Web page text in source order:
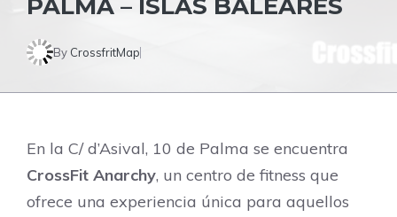
PALMA – ISLAS BALEARES
By CrossfritMap
En la C/ d’Asival, 10 de Palma se encuentra
CrossFit Anarchy, un centro de fitness que
ofrece una experiencia única para aquellos